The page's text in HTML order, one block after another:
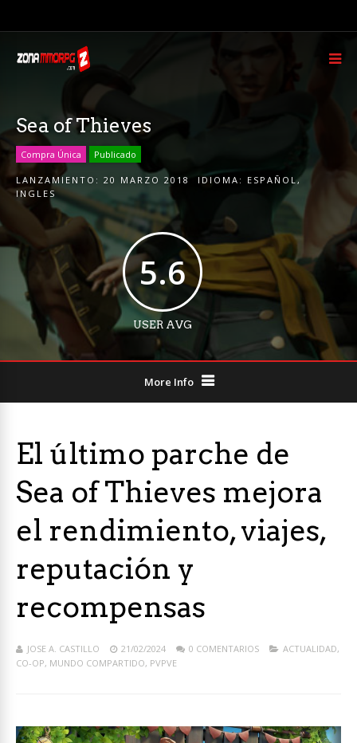
Sea of Thieves
Compra Única Publicado
LANZAMIENTO: 20 MARZO 2018 IDIOMA: ESPAÑOL,
INGLES
5.6
USER AVG
More Info
El último parche de
Sea of Thieves mejora
el rendimiento, viajes,
reputación y
recompensas
JOSE A. CASTILLO 21/02/2024 0 COMENTARIOS ACTUALIDAD,
CO-OP, MUNDO COMPARTIDO, PVPVE